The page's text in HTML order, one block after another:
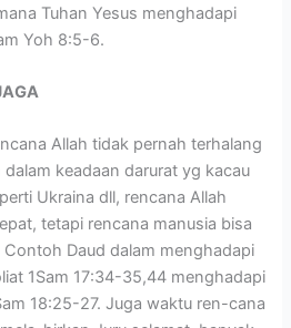
Tuhan Yesus menghadapi
Yoh 8:5-6.
Allah tidak pernah terhalang
keadaan darurat yg kacau
Ukraina dll, rencana Allah
tetapi rencana manusia bisa
Daud dalam menghadapi
1Sam 17:34-35,44 menghadapi
18:25-27. Juga waktu ren-cana